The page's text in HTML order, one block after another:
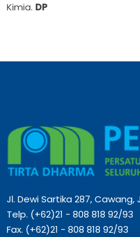
Kimia. DP
Jl. Dewi Sartika 287,
Telp. (+62)21 - 808 818 92/93
Fax. (+62)21 - 808 818 92/93